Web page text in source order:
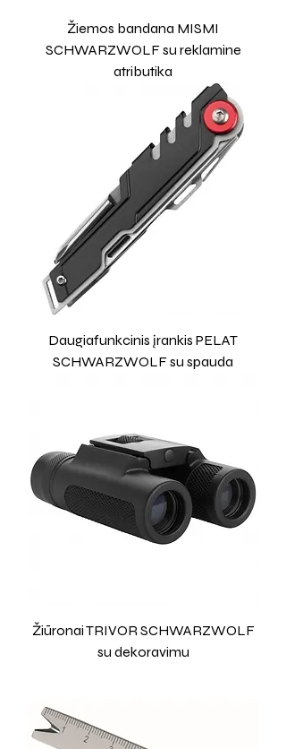
Žiemos bandana MISMI
SCHWARZWOLF su reklamine
atributika
Daugiafunkcinis įrankis PELAT
SCHWARZWOLF su spauda
Žiūronai TRIVOR SCHWARZWOLF
su dekoravimu